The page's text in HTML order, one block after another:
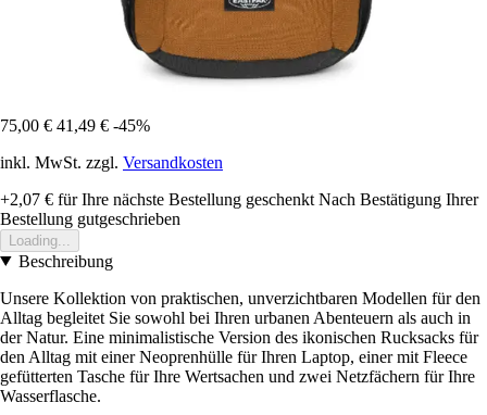
75,00 € 41,49 € -45%
inkl. MwSt. zzgl. Versandkosten
+2,07 € für Ihre nächste Bestellung geschenkt Nach Bestätigung Ihrer
Bestellung gutgeschrieben
Loading...
Beschreibung
Unsere Kollektion von praktischen, unverzichtbaren Modellen für den
Alltag begleitet Sie sowohl bei Ihren urbanen Abenteuern als auch in
der Natur. Eine minimalistische Version des ikonischen Rucksacks für
den Alltag mit einer Neoprenhülle für Ihren Laptop, einer mit Fleece
gefütterten Tasche für Ihre Wertsachen und zwei Netzfächern für Ihre
Wasserflasche.